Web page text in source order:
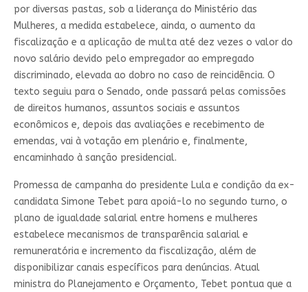
por diversas pastas, sob a liderança do Ministério das
Mulheres, a medida estabelece, ainda, o aumento da
fiscalização e a aplicação de multa até dez vezes o valor do
novo salário devido pelo empregador ao empregado
discriminado, elevada ao dobro no caso de reincidência. O
texto seguiu para o Senado, onde passará pelas comissões
de direitos humanos, assuntos sociais e assuntos
econômicos e, depois das avaliações e recebimento de
emendas, vai à votação em plenário e, finalmente,
encaminhado à sanção presidencial.
Promessa de campanha do presidente Lula e condição da ex-
candidata Simone Tebet para apoiá-lo no segundo turno, o
plano de igualdade salarial entre homens e mulheres
estabelece mecanismos de transparência salarial e
remuneratória e incremento da fiscalização, além de
disponibilizar canais específicos para denúncias. Atual
ministra do Planejamento e Orçamento, Tebet pontua que a